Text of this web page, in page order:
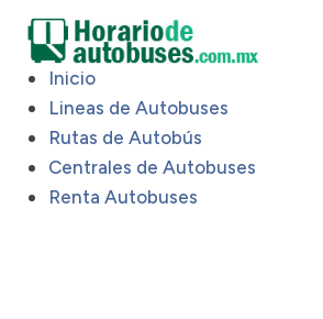
Inicio
Lineas de Autobuses
Rutas de Autobús
Centrales de Autobuses
Renta Autobuses